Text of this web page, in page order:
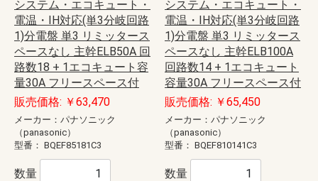
システム・エコキュート・
電温・IH対応(単3分岐回路
1)分電盤 単3 リミッタース
ペースなし 主幹ELB50A 回
路数18 + 1エコキュート容
量30A フリースペース付
販売価格: ￥63,470
メーカー：パナソニック
（panasonic）
型番： BQEF85181C3
数量
システム・エコキュート・
電温・IH対応(単3分岐回路
1)分電盤 単3 リミッタース
ペースなし 主幹ELB100A
回路数14 + 1エコキュート
容量30A フリースペース付
販売価格: ￥65,450
メーカー：パナソニック
（panasonic）
型番： BQEF810141C3
数量